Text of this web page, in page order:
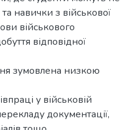
навички з військової
військового
відповідної
зумовлена низкою
у військовій
документації,